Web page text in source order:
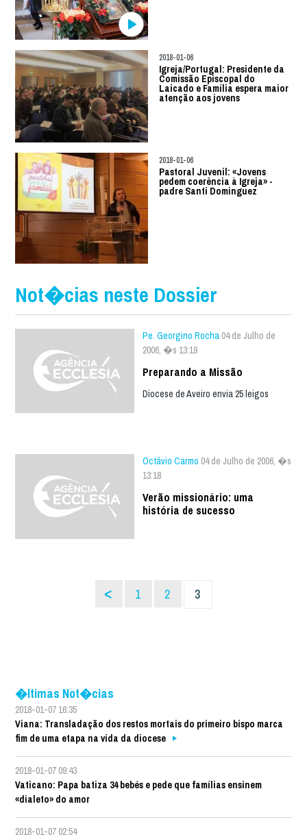
2018-01-06
Igreja/Portugal: Presidente da
Comissão Episcopal do
Laicado e Família espera maior
atenção aos jovens
2018-01-06
Pastoral Juvenil: «Jovens
pedem coerência à Igreja» -
padre Santi Dominguez
Not�cias neste Dossier
Pe. Georgino Rocha 04 de Julho de
2006, �s 13:19
Preparando a Missão
Diocese de Aveiro envia 25 leigos
Octávio Carmo 04 de Julho de 2006, �s
13:18
Verão missionário: uma
história de sucesso
< 1 2 3
�ltimas Not�cias
2018-01-07 16:35
Viana: Transladação dos restos mortais do primeiro bispo marca
fim de uma etapa na vida da diocese
2018-01-07 09:43
Vaticano: Papa batiza 34 bebés e pede que famílias ensinem
«dialeto» do amor
2018-01-07 02:54